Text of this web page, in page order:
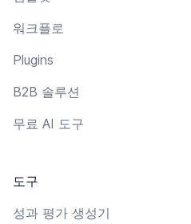
워크플로
Plugins
B2B 솔루션
무료 AI 도구
도구
성과 평가 생성기